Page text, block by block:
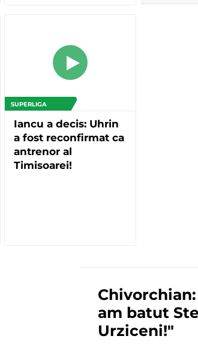
SUPERLIGA
Iancu a decis: Uhrin
a fost reconfirmat ca
antrenor al
Timisoarei!
am batut
Urziceni!"